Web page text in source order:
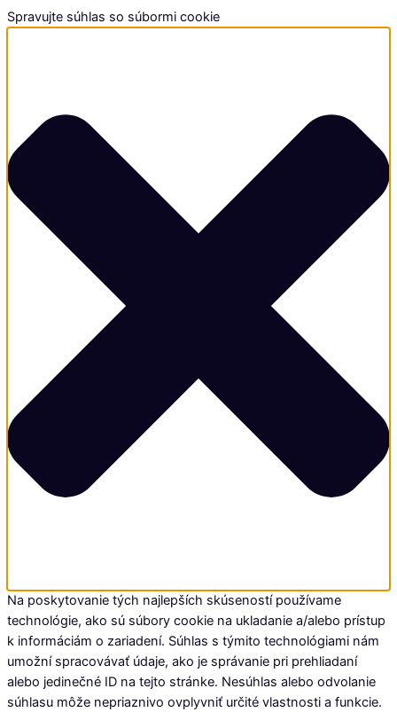
Spravujte súhlas so súbormi cookie
Na poskytovanie tých najlepších skúseností používame
technológie, ako sú súbory cookie na ukladanie a/alebo prístup
k informáciám o zariadení. Súhlas s týmito technológiami nám
umožní spracovávať údaje, ako je správanie pri prehliadaní
alebo jedinečné ID na tejto stránke. Nesúhlas alebo odvolanie
súhlasu môže nepriaznivo ovplyvniť určité vlastnosti a funkcie.